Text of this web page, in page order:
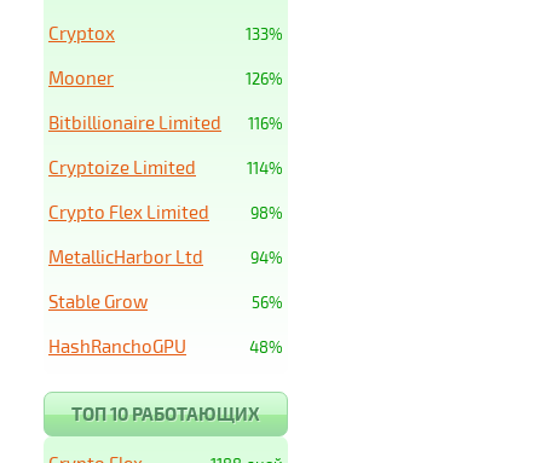
133%
Cryptox
126%
Mooner
116%
Bitbillionaire Limited
114%
Cryptoize Limited
98%
Crypto Flex Limited
94%
MetallicHarbor Ltd
56%
Stable Grow
48%
HashRanchoGPU
ТОП 10 РАБОТАЮЩИХ